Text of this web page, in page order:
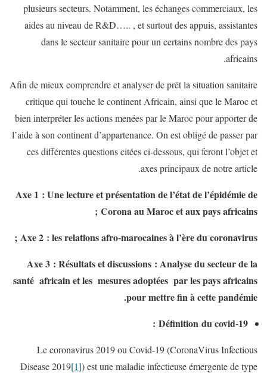
plusieurs secteurs. Notamment, les échanges commerciaux, les
aides au niveau de R&D….. , et surtout des appuis, assistantes
dans le secteur sanitaire pour un certains nombre des pays
africains.
Afin de mieux comprendre et analyser de prêt la situation sanitaire
critique qui touche le continent Africain, ainsi que le Maroc et
bien interpréter les actions menées par le Maroc pour apporter de
l’aide à son continent d’appartenance. On est obligé de passer par
ces différentes questions citées ci-dessous, qui feront l’objet et
axes principaux de notre article.
Axe 1 : Une lecture et présentation de l’état de l’épidémie de
Corona au Maroc et aux pays africains ;
Axe 2 : les relations afro-marocaines à l’ère du coronavirus ;
Axe 3 : Résultats et discussions : Analyse du secteur de la
santé africain et les mesures adoptées par les pays africains
pour mettre fin à cette pandémie.
Définition du covid-19 :
Le coronavirus 2019 ou Covid-19 (CoronaVirus Infectious
Disease 2019[1]) est une maladie infectieuse émergente de type